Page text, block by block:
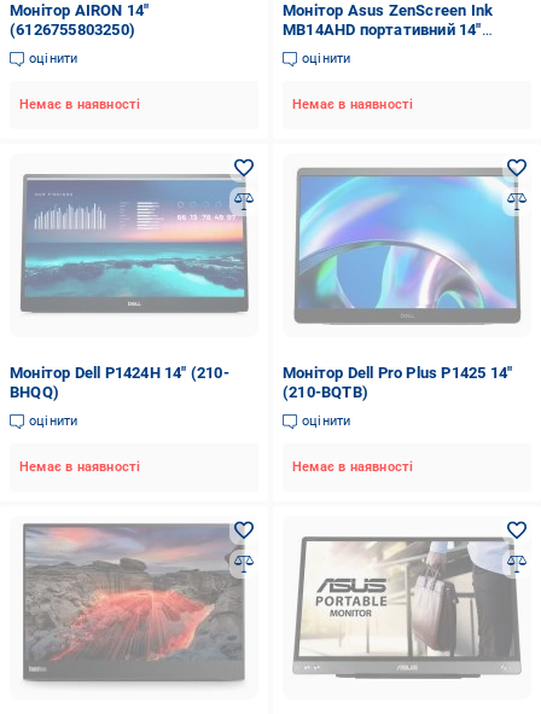
Монітор AIRON 14"
(6126755803250)
оцінити
Немає в наявності
Монітор Asus ZenScreen Ink
MB14AHD портативний 14"
(90LM063V-B01170)
оцінити
Немає в наявності
Монітор Dell P1424H 14" (210-
BHQQ)
оцінити
Немає в наявності
Монітор Dell Pro Plus P1425 14"
(210-BQTB)
оцінити
Немає в наявності